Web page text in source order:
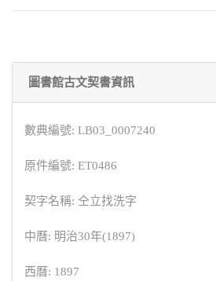
圖書館古文契書資訊
數典編號: LB03_0007240
原件編號: ET0486
契字名稱: 仝立找洗字
中曆: 明治30年(1897)
西曆: 1897